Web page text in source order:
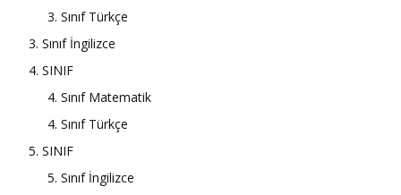
3. Sınıf Türkçe
3. Sınıf İngilizce
4. SINIF
4. Sınıf Matematik
4. Sınıf Türkçe
5. SINIF
5. Sınıf İngilizce